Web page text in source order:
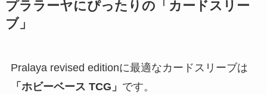
プララーヤにぴったりの「カードスリー
ブ」
Pralaya revised editionに最適なカードスリーブは
「ホビーベース TCG」 です。